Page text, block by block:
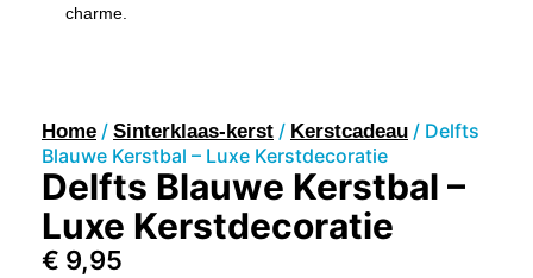
charme.
Home / Sinterklaas-kerst / Kerstcadeau / Delfts
Blauwe Kerstbal – Luxe Kerstdecoratie
Delfts Blauwe Kerstbal –
Luxe Kerstdecoratie
€ 9,95